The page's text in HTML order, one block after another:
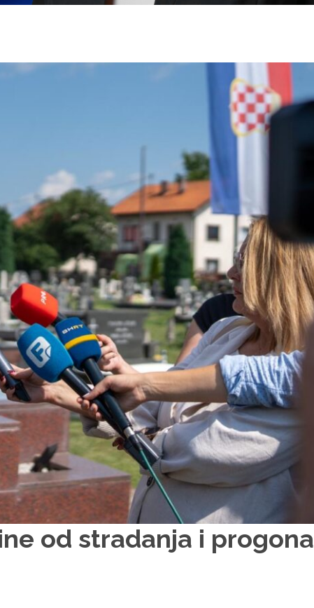
od stradanja i progona